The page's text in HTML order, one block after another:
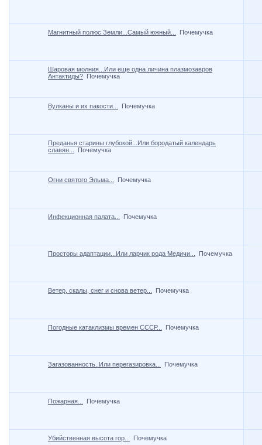
Магнитный полюс Земли...Самый южный... Почемучка
Шаровая молния...Или еще одна личина плазмозавров
Антактиды? Почемучка
Вулканы и их пакости... Почемучка
Преданья старины глубокой...Или бородатый календарь
славян...
Почемучка
Огни святого Эльма... Почемучка
Инфекционная палата... Почемучка
Просторы адаптации...Или ларчик рода Медичи... Почемучка
Ветер, скалы, снег и снова ветер... Почемучка
Погодные катаклизмы времен СССР... Почемучка
Загазованность..Или перегазировка... Почемучка
Пожарная... Почемучка
Убийственная высота гор... Почемучка